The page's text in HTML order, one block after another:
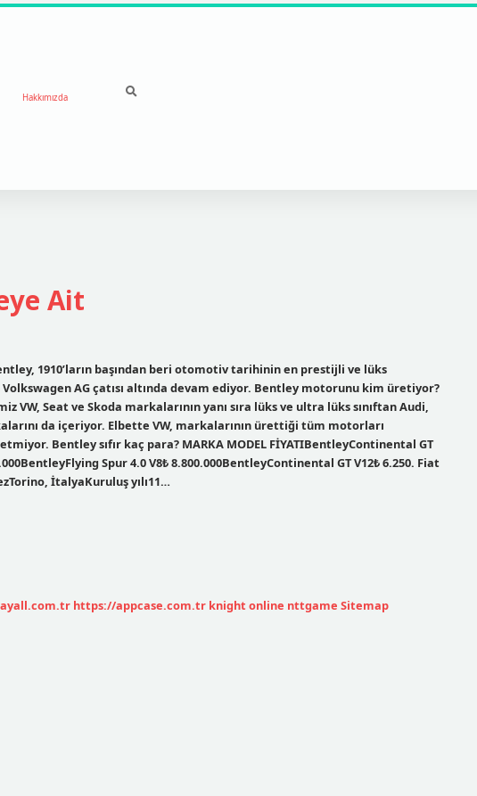
Hakkımızda
Ait
1910’ların başından beri otomotiv tarihinin en prestijli ve lüks
AG çatısı altında devam ediyor. Bentley motorunu kim üretiyor?
Seat ve Skoda markalarının yanı sıra lüks ve ultra lüks sınıftan Audi,
da içeriyor. Elbette VW, markalarının ürettiği tüm motorları
Bentley sıfır kaç para? MARKA MODEL FİYATIBentleyContinental GT
Spur 4.0 V8₺ 8.800.000BentleyContinental GT V12₺ 6.250. Fiat
İtalyaKuruluş yılı11…
https://appcase.com.tr knight online nttgame Sitemap